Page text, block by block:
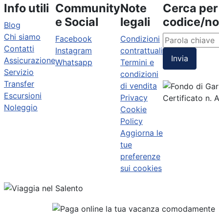
Info utili
Blog
Chi siamo
Contatti
Assicurazione
Servizio
Transfer
Escursioni
Noleggio
Community
e Social
Facebook
Instagram
Whatsapp
Note
legali
Condizioni
contrattuali
Termini e
condizioni
di vendita
Privacy
Cookie
Policy
Aggiorna le
tue
preferenze
sui cookies
Cerca per
codice/
Invia
Certificato n.